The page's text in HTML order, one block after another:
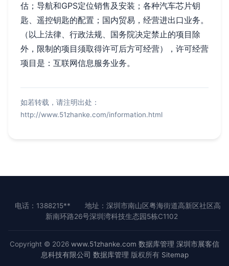
估；导航和GPS定位销售及安装；各种汽车芯片钥
匙、遥控钥匙的配置；国内贸易，经营进出口业务。
（以上法律、行政法规、国务院决定禁止的项目除
外，限制的项目须取得许可后方可经营），许可经营
项目是：互联网信息服务业务。
如若转载，请注明出处：
http://www.51zhanke.com/information.html
电话：1388215**
地址：深圳市南山区粤海街道高新区社区高
新南环路26号深圳湾科技生态园5栋C1102
Copyright © 2026 www.51zhanke.com 数据库管理 深圳市展客信
息科技有限公司 数据库管理 版权所有 Sitemap